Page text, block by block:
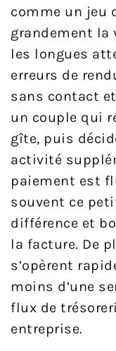
comme un jeu
grandement la
les longues
erreurs de
sans contact
un couple qui
gîte, puis
activité
paiement est
souvent ce
différence et
la facture. De
s’opèrent
moins d’une
flux de
entreprise.